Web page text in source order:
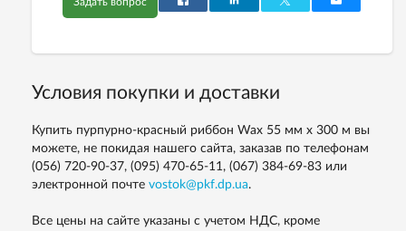
Условия покупки и доставки
Купить пурпурно-красный риббон Wax 55 мм х 300 м вы
можете, не покидая нашего сайта, заказав по телефонам
(056) 720-90-37, (095) 470-65-11, (067) 384-69-83 или
электронной почте vostok@pkf.dp.ua.
Все цены на сайте указаны с учетом НДС, кроме